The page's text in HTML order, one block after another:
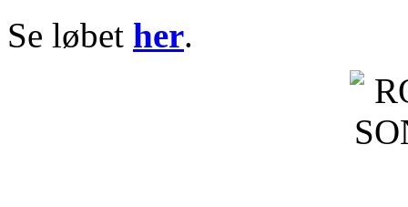
Se løbet her.